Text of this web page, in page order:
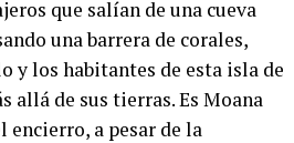
que salían de una cueva
una barrera de corales,
y los habitantes de esta isla de
de sus tierras. Es Moana
encierro, a pesar de la